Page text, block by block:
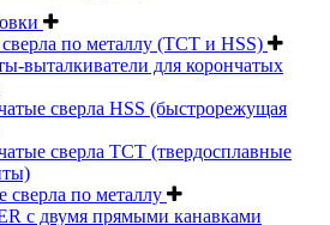
по металлу (TCT и HSS)
выталкиватели для корончатых
сверла HSS (быстрорежущая
сверла TCT (твердосплавные
сверла по металлу
с двумя прямыми канавками